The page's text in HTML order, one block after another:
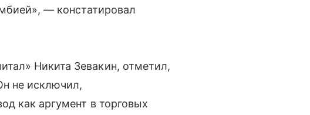
— констатировал
Никита Зевакин, отметил,
не исключил,
как аргумент в торговых